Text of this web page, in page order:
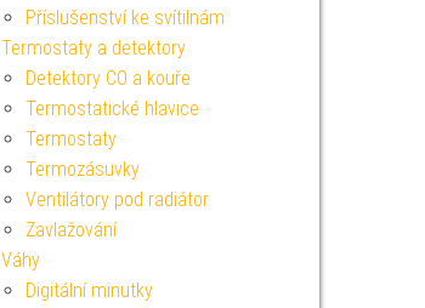
Příslušenství ke svítilnám
Termostaty a detektory
Detektory CO a kouře
Termostatické hlavice
Termostaty
Termozásuvky
Ventilátory pod radiátor
Zavlažování
Váhy
Digitální minutky